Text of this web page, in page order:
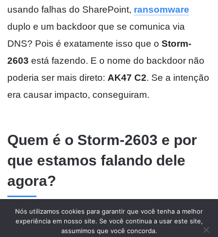
Nós utilizamos cookies para garantir que você tenha a melhor
experiência em nosso site. Se você continua a usar este site,
assumimos que você concorda.